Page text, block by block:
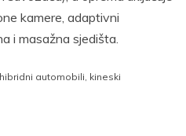
kamere, adaptivni
i masažna sjedišta.
hibridni automobili, kineski